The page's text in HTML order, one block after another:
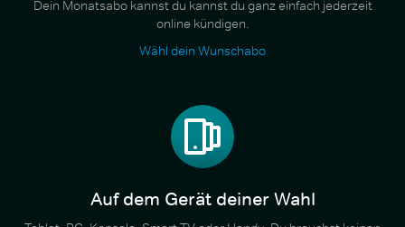
Dein Monatsabo kannst du kannst du ganz einfach jederzeit
online kündigen.
Wähl dein Wunschabo
Auf dem Gerät deiner Wahl